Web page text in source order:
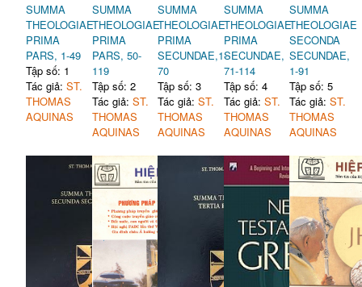
SUMMA
THEOLOGIAE
PRIMA
PARS, 1-49
Tập số: 1
Tác giả:ST.
THOMAS
AQUINAS
SUMMA
THEOLOGIAE
PRIMA
PARS, 50-
119
Tập số: 2
Tác giả: ST.
THOMAS
AQUINAS
SUMMA
THEOLOGIAE
PRIMA
SECUNDAE,1-
70
Tập số: 3
Tác giả:ST.
THOMAS
AQUINAS
SUMMA
THEOLOGIAE
PRIMA
SECUNDAE,
71-114
Tập số: 4
Tác giả: ST.
THOMAS
AQUINAS
SUMMA
THEOLOGIAE
SECONDA
SECUNDAE,
1-91
Tập số: 5
Tác giả:ST.
THOMAS
AQUINAS